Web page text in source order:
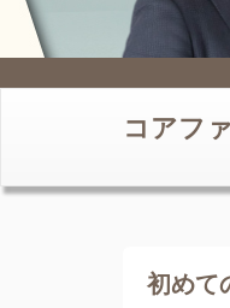
コアフ
初めて